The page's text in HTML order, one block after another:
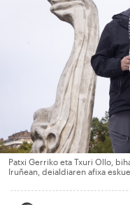
Patxi Gerriko eta Txuri Ollo,
Iruñean, deialdiaren afixa